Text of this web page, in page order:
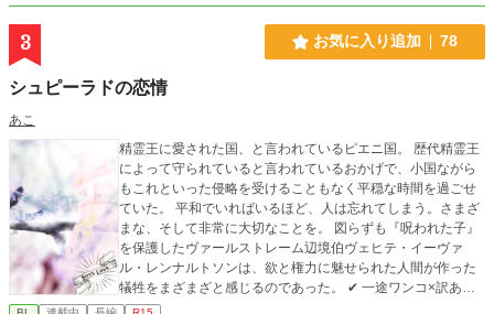
3 お気に入り追加 78
シュピーラドの恋情
あこ
精霊王に愛された国、と言われているピエニ国。 歴代精霊王
によって守られていると言われているおかげで、小国ながら
もこれといった侵略を受けることもなく平穏な時間を過ごせ
ていた。 平和でいればいるほど、人は忘れてしまう。さまざ
まな、そして非常に大切なことを。 図らずも『呪われた子』
を保護したヴァールストレーム辺境伯ヴェヒテ・イーヴァ
ル・レンナルトソンは、欲と権力に魅せられた人間が作った
犠牲をまざまざと感じるのであった。 ✔︎ 一途ワンコ×訳あり
不憫。 ✔︎ 攻めは辺境伯家次男、受けは公爵家三男。 ✔︎ 序盤は